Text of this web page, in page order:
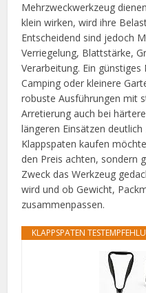
Mehrzweckwerkzeug
klein wirken, wird ihre
Entscheidend sind jedoch
Verriegelung, Blattstärke,
Verarbeitung. Ein
Camping oder kleinere
robuste Ausführungen mit
Arretierung auch bei
längeren Einsätzen
Klappspaten kaufen
den Preis achten, sondern
Zweck das Werkzeug
wird und ob Gewicht,
zusammenpassen.
KLAPPSPATEN